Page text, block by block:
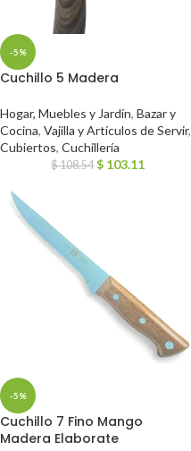
-5%
Cuchillo 5 Madera
Hogar, Muebles y Jardín, Bazar y
Cocina, Vajilla y Artículos de Servir,
Cubiertos, Cuchillería
$108.54 $ 103.11
-5%
Cuchillo 7 Fino Mango
Madera Elaborate